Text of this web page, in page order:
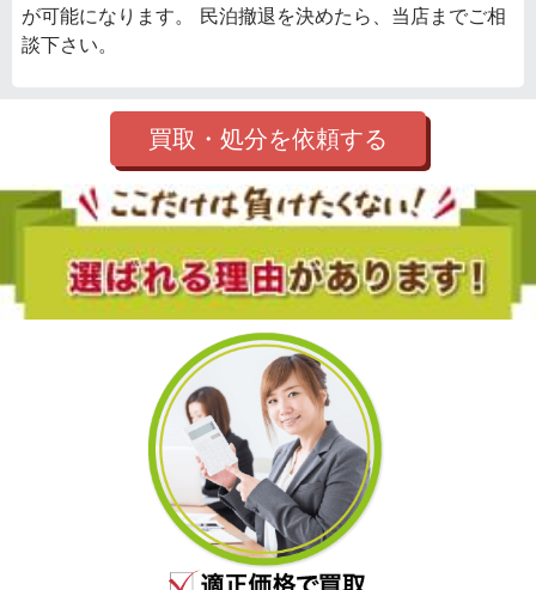
が可能になります。 民泊撤退を決めたら、当店までご相
談下さい。
買取・処分を依頼する